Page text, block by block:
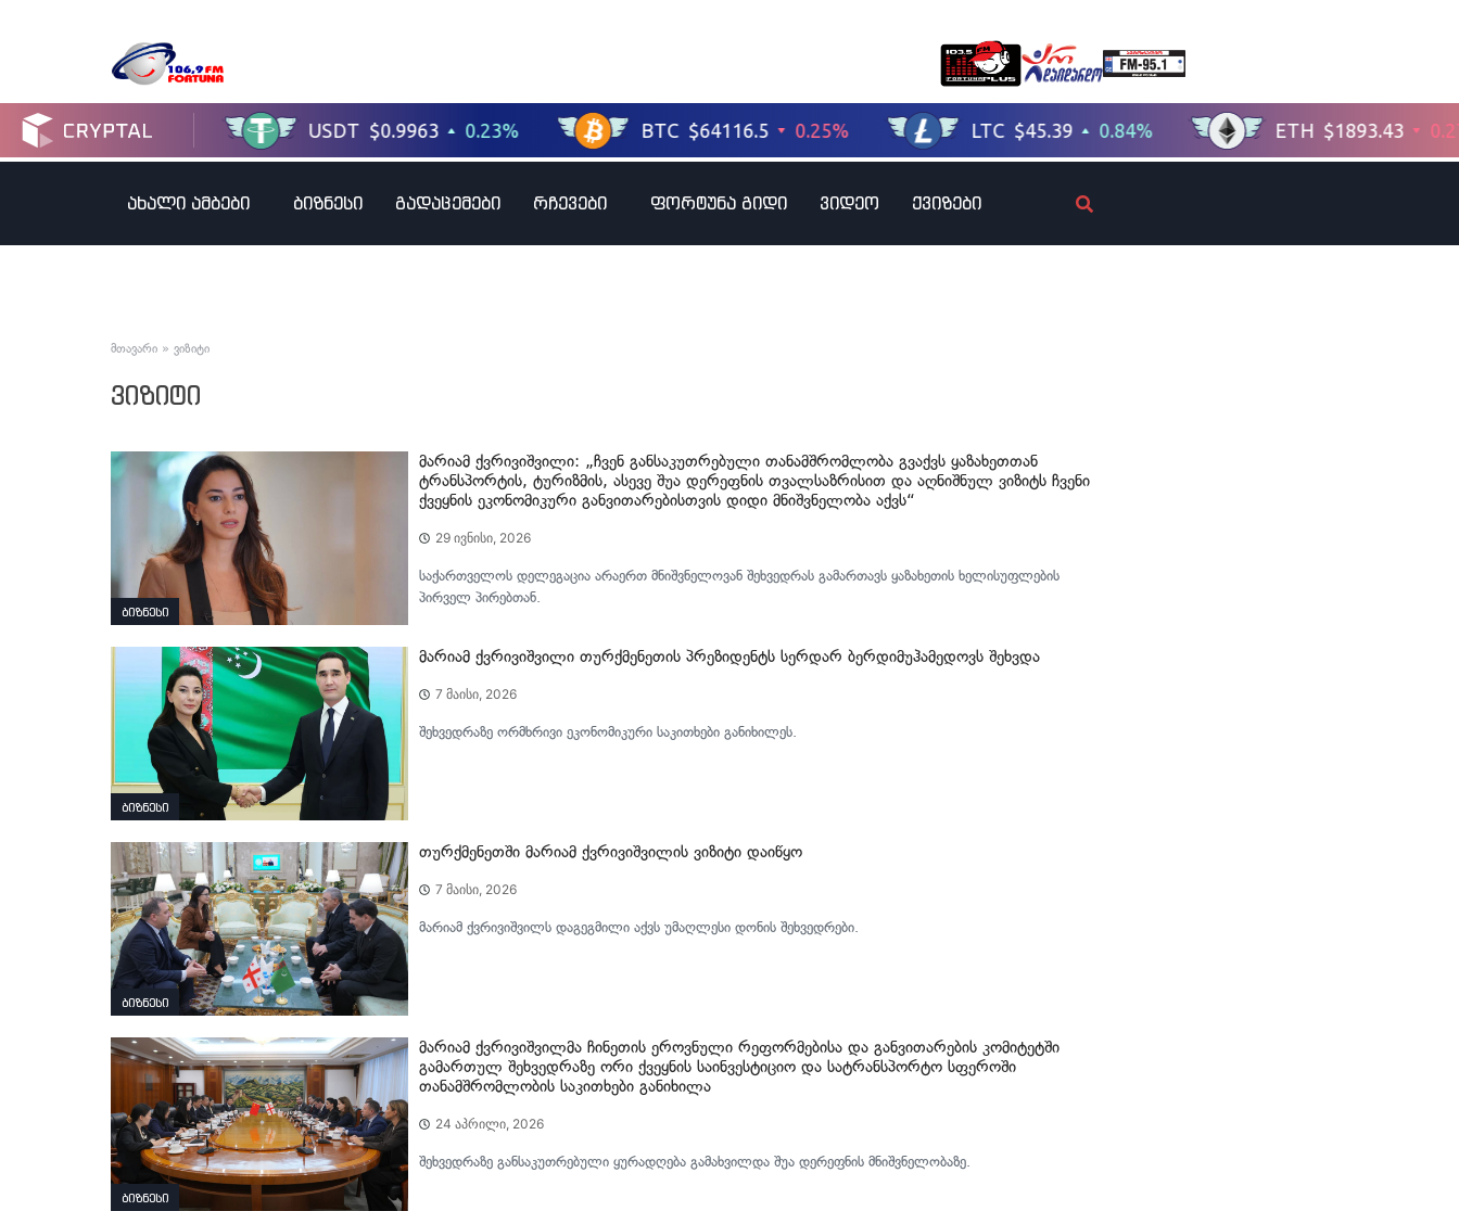
ახალი ამბები ბიზნესი გადაცემები რჩევები ფორტუნა გიდი ვიდეო ქვიზები
მთავარი » ვიზიტი
ვიზიტი
ბიზნესი
მარიამ ქვრივიშვილი: „ჩვენ განსაკუთრებული თანამშრომლობა გვაქვს ყაზახეთთან
ტრანსპორტის, ტურიზმის, ასევე შუა დერეფნის თვალსაზრისით და აღნიშნულ ვიზიტს ჩვენი
ქვეყნის ეკონომიკური განვითარებისთვის დიდი მნიშვნელობა აქვს“
29 ივნისი, 2026
საქართველოს დელეგაცია არაერთ მნიშვნელოვან შეხვედრას გამართავს ყაზახეთის ხელისუფლების
პირველ პირებთან.
ბიზნესი
მარიამ ქვრივიშვილი თურქმენეთის პრეზიდენტს სერდარ ბერდიმუჰამედოვს შეხვდა
7 მაისი, 2026
შეხვედრაზე ორმხრივი ეკონომიკური საკითხები განიხილეს.
ბიზნესი
თურქმენეთში მარიამ ქვრივიშვილის ვიზიტი დაიწყო
7 მაისი, 2026
მარიამ ქვრივიშვილს დაგეგმილი აქვს უმაღლესი დონის შეხვედრები.
ბიზნესი
მარიამ ქვრივიშვილმა ჩინეთის ეროვნული რეფორმებისა და განვითარების კომიტეტში
გამართულ შეხვედრაზე ორი ქვეყნის საინვესტიციო და სატრანსპორტო სფეროში
თანამშრომლობის საკითხები განიხილა
24 აპრილი, 2026
შეხვედრაზე განსაკუთრებული ყურადღება გამახვილდა შუა დერეფნის მნიშვნელობაზე.